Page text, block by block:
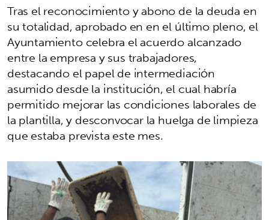
Tras el reconocimiento y abono de la deuda en
su totalidad, aprobado en en el último pleno, el
Ayuntamiento celebra el acuerdo alcanzado
entre la empresa y sus trabajadores,
destacando el papel de intermediación
asumido desde la institución, el cual habría
permitido mejorar las condiciones laborales de
la plantilla, y desconvocar la huelga de limpieza
que estaba prevista este mes.